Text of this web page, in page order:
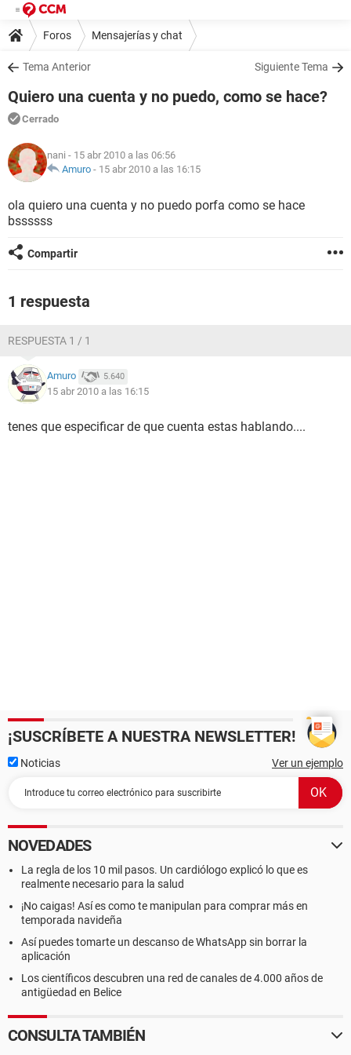
Foros Mensajerías y chat
Tema Anterior Siguiente Tema
Quiero una cuenta y no puedo, como se hace?
Cerrado
nani - 15 abr 2010 a las 06:56
Amuro - 15 abr 2010 a las 16:15
ola quiero una cuenta y no puedo porfa como se hace
bssssss
Compartir
1 respuesta
RESPUESTA 1 / 1
Amuro 5.640
15 abr 2010 a las 16:15
tenes que especificar de que cuenta estas hablando....
¡SUSCRÍBETE A NUESTRA NEWSLETTER!
Noticias Ver un ejemplo
NOVEDADES
La regla de los 10 mil pasos. Un cardiólogo explicó lo que es
realmente necesario para la salud
¡No caigas! Así es como te manipulan para comprar más en
temporada navideña
Así puedes tomarte un descanso de WhatsApp sin borrar la
aplicación
Los científicos descubren una red de canales de 4.000 años de
antigüedad en Belice
CONSULTA TAMBIÉN